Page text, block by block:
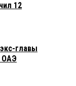
12
главы
ОАЭ